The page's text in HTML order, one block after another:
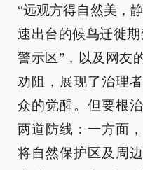
“远观方得自然美，
速出台的候鸟迁徙
警示区”，以及网友
劝阻，展现了治理
众的觉醒。但要根
两道防线：一方面
将自然保护区及周